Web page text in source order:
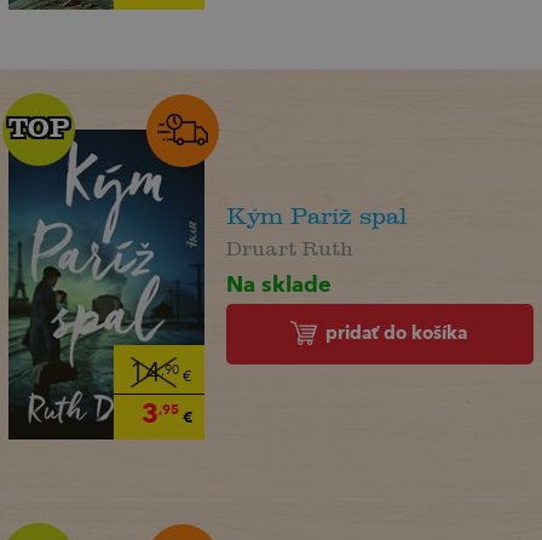
14,90€
3,95€
TOP
TOP
Kým Paríž spal
Druart Ruth
Na sklade
pridať do košíka